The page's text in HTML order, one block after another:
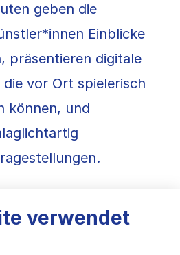
geben die
Einblicke
präsentieren digitale
vor Ort spielerisch
können, und
Lena Böckmann,
Sarah Buser,
verwendet